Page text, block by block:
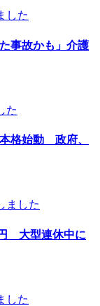
した
事故かも」介護
た
格始動 政府、
ました
大型連休中に
した